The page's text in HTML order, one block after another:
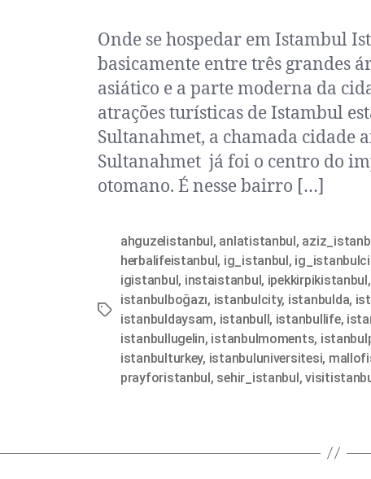
Onde se hospedar em Istambul
basicamente entre três grandes
asiático e a parte moderna da
atrações turísticas de Istambul
Sultanahmet, a chamada cidade
Sultanahmet já foi o centro do
otomano. É nesse bairro […]
ahguzelistanbul, anlatistanbul,
herbalifeistanbul, ig_istanbul,
igistanbul, instaistanbul, ipekkirpikistanbul,
istanbulboğazı, istanbulcity, istanbulda,
istanbuldaysam, istanbull, istanbullife,
istanbullugelin, istanbulmoments,
istanbulturkey, istanbuluniversitesi,
prayforistanbul, sehir_istanbul,